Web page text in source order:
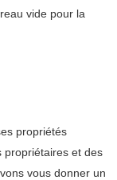
vide pour la
propriétés
propriétaires et des
vous donner un